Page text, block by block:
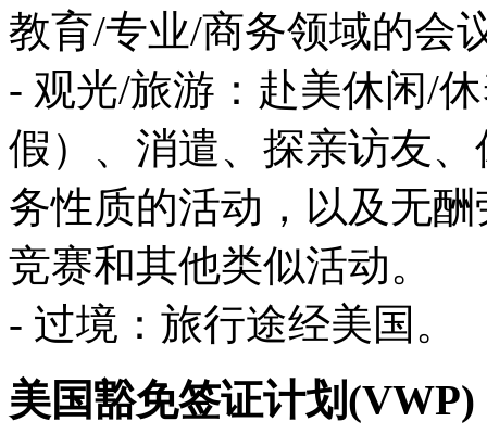
教育/专业/商务领域的会
- 观光/旅游：赴美休闲/
假）、消遣、探亲访友
务性质的活动，以及无
竞赛和其他类似活动。
- 过境：旅行途经美国。
美国豁免签证计划(VWP)